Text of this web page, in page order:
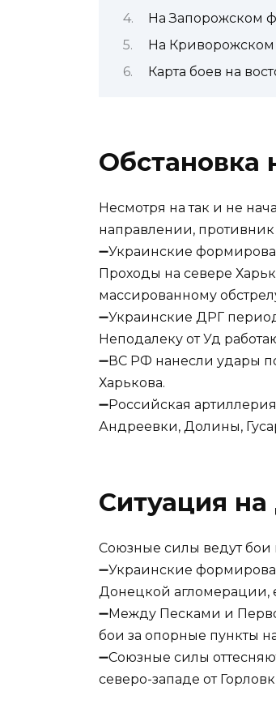
На Запорожском
На Криворожском
Карта боев на
Обстановка
Несмотря на так и не
направлении,
➖Украинские
Проходы на севере
массированному
➖Украинские ДРГ
Неподалеку от Уд
➖ВС РФ нанесли удары
Харькова.
➖Российская
Андреевки, Долины,
Ситуация
Союзные силы ведут
➖Украинские
Донецкой агломерации,
➖Между Песками и
бои за опорные пункты
➖Союзные силы
северо-западе от